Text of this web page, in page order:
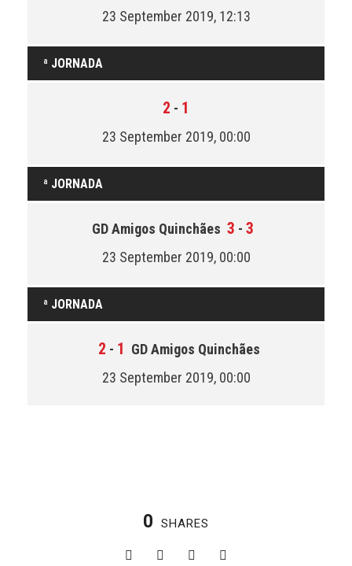
23 September 2019, 12:13
ª JORNADA
2 - 1
23 September 2019, 00:00
ª JORNADA
GD Amigos Quinchães 3 - 3
23 September 2019, 00:00
ª JORNADA
2 - 1 GD Amigos Quinchães
23 September 2019, 00:00
0 SHARES